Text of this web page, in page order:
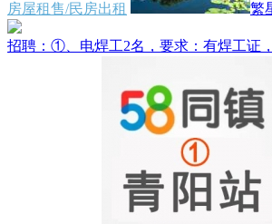
房屋租售/民房出租 繁
招聘：①、电焊工2名，要求：有焊工证